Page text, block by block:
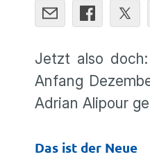
Jetzt also doch:
Anfang
Adrian Alipour
Das ist der Neue